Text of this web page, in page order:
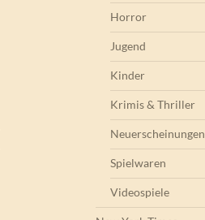
Horror
Jugend
Kinder
Krimis & Thriller
Neuerscheinungen
Spielwaren
Videospiele